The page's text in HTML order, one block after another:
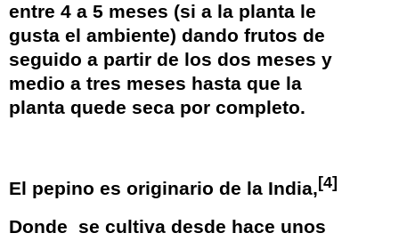
entre 4 a 5 meses (si a la planta le
gusta el ambiente) dando frutos de
seguido a partir de los dos meses y
medio a tres meses hasta que la
planta quede seca por completo.
El pepino es originario de la India, [4]
Donde se cultiva desde hace unos